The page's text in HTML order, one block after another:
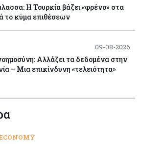
Η Τουρκία βάζει «φρένο» στα
το κύμα επιθέσεων
09-08-2026
Αλλάζει τα δεδομένα στην
– Μια επικίνδυνη «τελειότητα»
09-08-2026
Ιράν «φρενάρει» το άνοιγμα των
όρους στις ΗΠΑ